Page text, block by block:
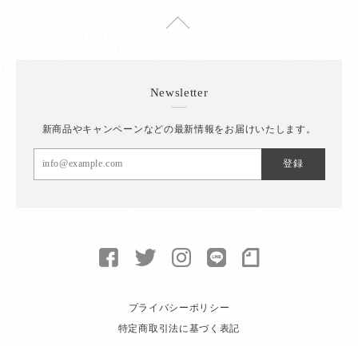
Newsletter
新商品やキャンペーンなどの最新情報をお届けいたします。
登録
プライバシーポリシー
特定商取引法に基づく表記